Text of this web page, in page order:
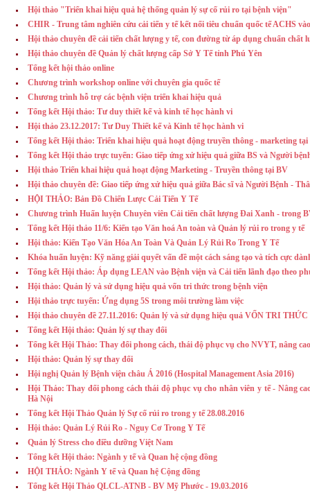
Hội thảo "Triển khai hiệu quả hệ thống quản lý sự cố rủi ro tại bệnh viện"
CHIR - Trung tâm nghiên cứu cải tiến y tế kết nối tiêu chuẩn quốc tế ACHS
Hội thảo chuyên đề cải tiến chất lượng y tế, con đường từ áp dụng chuẩn chất
Hội thảo chuyên đề Quản lý chất lượng cấp Sở Y Tế tỉnh Phú Yên
Tổng kết hội thảo online
Chương trình workshop online với chuyên gia quốc tế
Chương trình hỗ trợ các bệnh viện triển khai hiệu quả
Tổng kết Hội thảo: Tư duy thiết kế và kinh tế học hành vi
Hội thảo 23.12.2017: Tư Duy Thiết kế và Kinh tế học hành vi
Tổng kết Hội thảo: Triển khai hiệu quả hoạt động truyền thông - marketing tại
Tổng kết Hội thảo trực tuyến: Giao tiếp ứng xử hiệu quả giữa BS và Người
Hội thảo Triển khai hiệu quả hoạt động Marketing - Truyền thông tại BV
Hội thảo chuyên đề: Giao tiếp ứng xử hiệu quả giữa Bác sĩ và Người Bệnh -
HỘI THẢO: Bản Đồ Chiến Lược Cải Tiến Y Tế
Chương trình Huấn luyện Chuyên viên Cải tiến chất lượng Đai Xanh - trong
Tổng kết Hội thảo 11/6: Kiến tạo Văn hoá An toàn và Quản lý rủi ro trong y tế
Hội thảo: Kiến Tạo Văn Hóa An Toàn Và Quản Lý Rủi Ro Trong Y Tế
Khóa huấn luyện: Kỹ năng giải quyết vấn đề một cách sáng tạo và tích cực
Tổng kết Hội thảo: Áp dụng LEAN vào Bệnh viện và Cải tiến lãnh đạo theo
Hội thảo: Quản lý và sử dụng hiệu quả vốn tri thức trong bệnh viện
Hội thảo trực tuyến: Ứng dụng 5S trong môi trường làm việc
Hội thảo chuyên đề 27.11.2016: Quản lý và sử dụng hiệu quả VỐN TRI THỨC
Tổng kết Hội thảo: Quản lý sự thay đổi
Tổng kết Hội Thảo: Thay đổi phong cách, thái độ phục vụ cho NVYT, nâng
Hội thảo: Quản lý sự thay đổi
Hội nghị Quản lý Bệnh viện châu Á 2016 (Hospital Management Asia 2016)
Hội Thảo: Thay đổi phong cách thái độ phục vụ cho nhân viên y tế - Nâng
Hà Nội
Tổng kết Hội Thảo Quản lý Sự cố rủi ro trong y tế 28.08.2016
Hội thảo: Quản Lý Rủi Ro - Nguy Cơ Trong Y Tế
Quản lý Stress cho điều dưỡng Việt Nam
Tổng kết Hội thảo: Ngành y tế và Quan hệ cộng đồng
HỘI THẢO: Ngành Y tế và Quan hệ Cộng đồng
Tổng kết Hội Thảo QLCL-ATNB - BV Mỹ Phước - 19.03.2016